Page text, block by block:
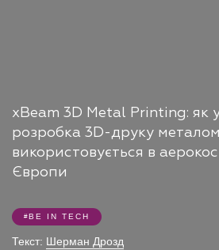
xBeam 3D Metal Printing: як
розробка 3D-друку металом
використовується в
Європи
BE IN TECH
Текст: Шерман Дрозд